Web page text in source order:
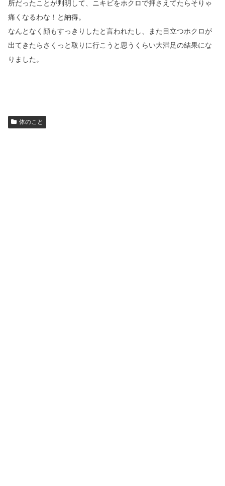
所だったことが判明して、ニキビをホクロで押さえてたらそりゃ
痛くなるわな！と納得。
なんとなく顔もすっきりしたと言われたし、また目立つホクロが
出てきたらさくっと取りに行こうと思うくらい大満足の結果にな
りました。
体のこと